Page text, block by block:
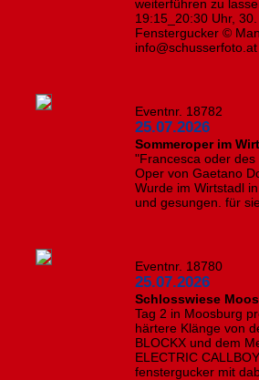
weiterführen zu
19:15_20:30 Uhr,
Fenstergucker ©
Eventnr. 18782
25.07.2026
Sommeroper im
"Francesca oder
Oper von Gaetano
Wurde im Wirtstadl
und gesungen. für
Eventnr. 18780
25.07.2026
Schlosswiese
Tag 2 in Moosburg
härtere Klänge von
BLOCKX und dem
ELECTRIC
fenstergucker mit